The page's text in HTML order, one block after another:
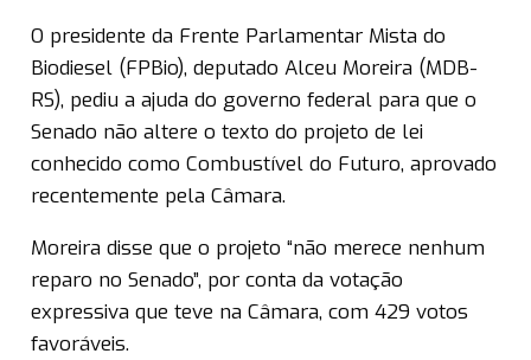
O presidente da Frente Parlamentar Mista do
Biodiesel (FPBio), deputado Alceu Moreira (MDB-
RS), pediu a ajuda do governo federal para que o
Senado não altere o texto do projeto de lei
conhecido como Combustível do Futuro, aprovado
recentemente pela Câmara.
Moreira disse que o projeto “não merece nenhum
reparo no Senado”, por conta da votação
expressiva que teve na Câmara, com 429 votos
favoráveis.